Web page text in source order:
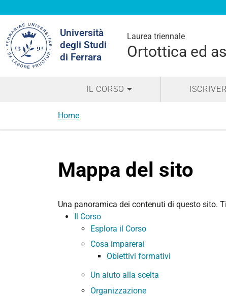
Università
degli Studi
di Ferrara
Laurea triennale
Ortottica ed
nel
sito
IL CORSO
Home
Mappa del sito
Una panoramica dei contenuti di questo sito.
Il Corso
Esplora il Corso
Cosa imparerai
Obiettivi formativi
Un aiuto alla scelta
Organizzazione